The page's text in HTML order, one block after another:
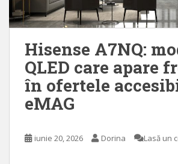
Hisense A7NQ:
QLED care apare
în ofertele
eMAG
iunie 20, 2026 Dorina Lasă un